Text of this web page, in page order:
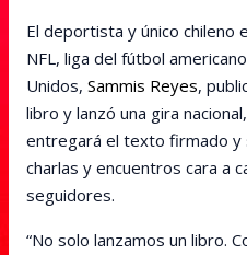
El deportista y único chileno
NFL, liga del fútbol
Unidos, Sammis Reyes,
libro y lanzó una gira
entregará el texto firmado y
charlas y encuentros cara a
seguidores.
“No solo lanzamos un libro.